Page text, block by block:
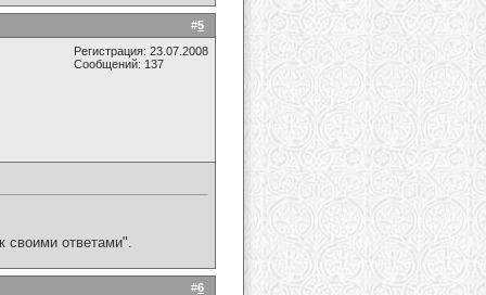
#5
Регистрация: 23.07.2008
Сообщений: 137
своими ответами".
#6